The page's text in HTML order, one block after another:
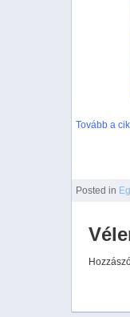
Tovább a
Posted in